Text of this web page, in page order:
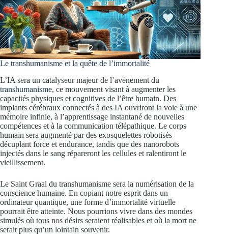
Le transhumanisme et la quête de l’immortalité
L’IA sera un catalyseur majeur de l’avènement du
transhumanisme, ce mouvement visant à augmenter les
capacités physiques et cognitives de l’être humain. Des
implants cérébraux connectés à des IA ouvriront la voie à une
mémoire infinie, à l’apprentissage instantané de nouvelles
compétences et à la communication télépathique. Le corps
humain sera augmenté par des exosquelettes robotisés
décuplant force et endurance, tandis que des nanorobots
injectés dans le sang répareront les cellules et ralentiront le
vieillissement.
Le Saint Graal du transhumanisme sera la numérisation de la
conscience humaine. En copiant notre esprit dans un
ordinateur quantique, une forme d’immortalité virtuelle
pourrait être atteinte. Nous pourrions vivre dans des mondes
simulés où tous nos désirs seraient réalisables et où la mort ne
serait plus qu’un lointain souvenir.